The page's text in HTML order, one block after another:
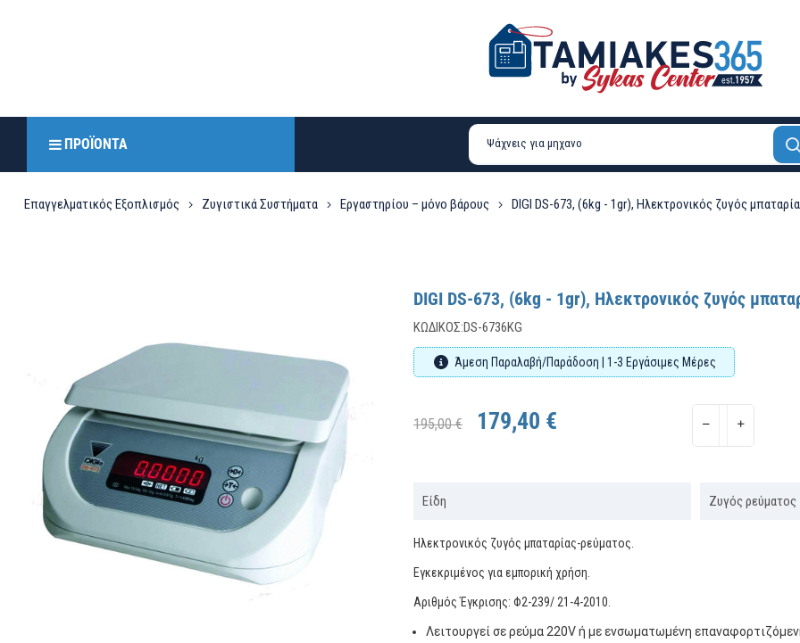
ΠΡΟΪΌΝΤΑ
Επαγγελματικός Εξοπλισμός Ζυγιστικά Συστήματα Εργαστηρίου – μόνο βάρους DIGI DS-673, (6kg - 1gr), Ηλεκτρονικός ζυγός
DIGI DS-673, (6kg - 1gr), Ηλεκτρονικός ζυγός
ΚΩΔΙΚΌΣ:DS-6736KG
Άμεση Παραλαβή/Παράδοση | 1-3 Εργάσιμες Μέρες
195,00 € 179,40 €
Είδη Ζυγός ρεύματος
Ηλεκτρονικός ζυγός μπαταρίας-ρεύματος.
Εγκεκριμένος για εμπορική χρήση.
Αριθμός Έγκρισης: Φ2-239/ 21-4-2010.
Λειτουργεί σε ρεύμα 220V ή με ενσωματωμένη